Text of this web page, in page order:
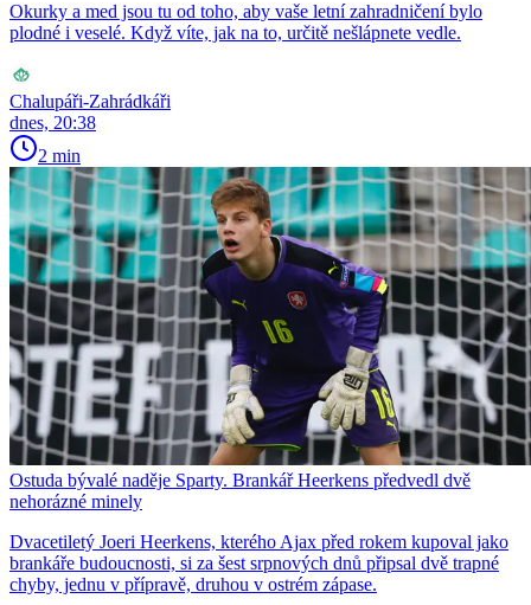
Okurky a med jsou tu od toho, aby vaše letní zahradničení bylo
plodné i veselé. Když víte, jak na to, určitě nešlápnete vedle.
Chalupáři-Zahrádkáři
dnes, 20:38
2 min
Ostuda bývalé naděje Sparty. Brankář Heerkens předvedl dvě
nehorázné minely
Dvacetiletý Joeri Heerkens, kterého Ajax před rokem kupoval jako
brankáře budoucnosti, si za šest srpnových dnů připsal dvě trapné
chyby, jednu v přípravě, druhou v ostrém zápase.